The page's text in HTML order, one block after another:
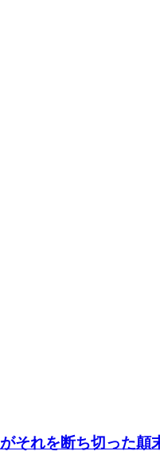
それを断ち切った顛